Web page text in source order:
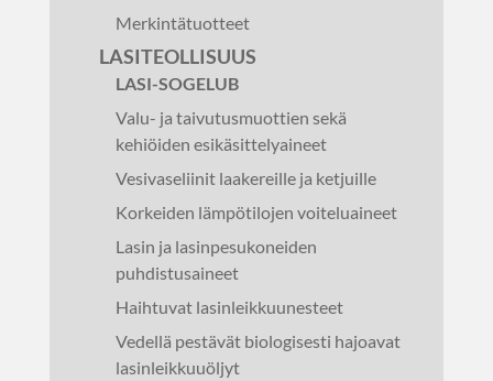
Merkintätuotteet
LASITEOLLISUUS
LASI-SOGELUB
Valu- ja taivutusmuottien sekä
kehiöiden esikäsittelyaineet
Vesivaseliinit laakereille ja ketjuille
Korkeiden lämpötilojen voiteluaineet
Lasin ja lasinpesukoneiden
puhdistusaineet
Haihtuvat lasinleikkuunesteet
Vedellä pestävät biologisesti hajoavat
lasinleikkuuöljyt